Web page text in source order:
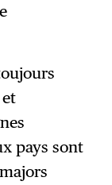
pays sont